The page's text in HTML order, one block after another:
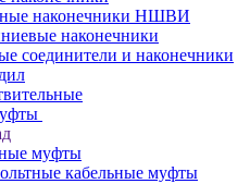
наконечники НШВИ
наконечники
соединители и наконечники
муфты
кабельные муфты